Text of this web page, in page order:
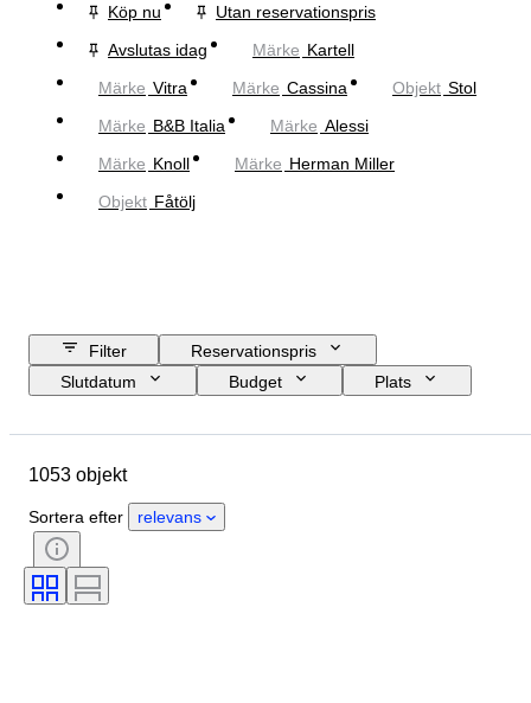
Köp nu
Utan reservationspris
Avslutas idag
Märke Kartell
Märke Vitra Märke Cassina Objekt Stol
Märke B&B Italia Märke Alessi
Märke Knoll Märke Herman Miller
Objekt Fåtölj
Filter
Reservationspris
Slutdatum
Budget
Plats
Material
Extra tillbehör
Stil
Teknik
Utgåva nr.
Era
1053 objekt
Sortera efter relevans